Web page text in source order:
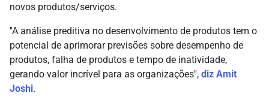
novos produtos/serviços.
''A análise preditiva no desenvolvimento de produtos tem o
potencial de aprimorar previsões sobre desempenho de
produtos, falha de produtos e tempo de inatividade,
gerando valor incrível para as organizações'', diz Amit
Joshi.